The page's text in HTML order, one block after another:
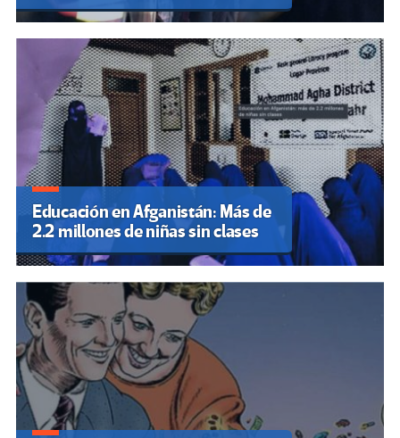
Educación en Afganistán: Más de
2.2 millones de niñas sin clases